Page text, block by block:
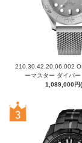
210.30.42.20.06.002
ーマスター ダイバ
1,089,000円